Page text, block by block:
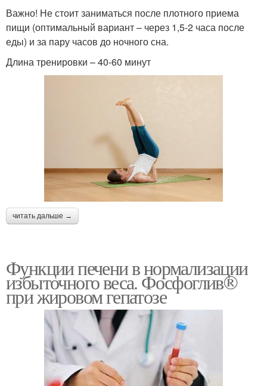
Важно! Не стоит заниматься после плотного приема
пищи (оптимальный вариант – через 1,5-2 часа после
еды) и за пару часов до ночного сна.
Длина тренировки – 40-60 минут
читать дальше →
Функции печени в нормализации
избыточного веса. Фосфоглив®
при жировом гепатозе